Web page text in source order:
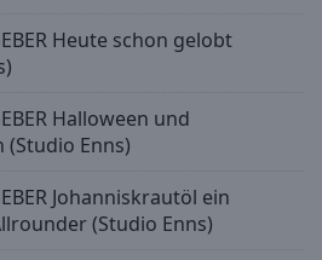
Heute schon gelobt
Halloween und
Enns)
Johanniskrautöl ein
(Studio Enns)